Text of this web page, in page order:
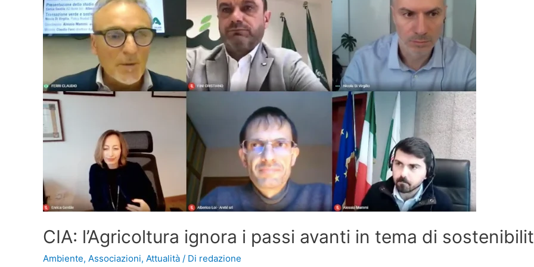
CIA: l’Agricoltura ignora i passi avanti in tema di
Ambiente, Associazioni, Attualità / Di redazione